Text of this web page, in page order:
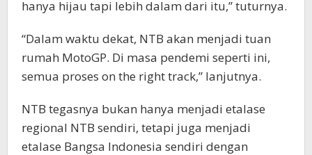
hanya hijau tapi lebih dalam dari itu,” tuturnya.
“Dalam waktu dekat, NTB akan menjadi tuan
rumah MotoGP. Di masa pendemi seperti ini,
semua proses on the right track,” lanjutnya.
NTB tegasnya bukan hanya menjadi etalase
regional NTB sendiri, tetapi juga menjadi
etalase Bangsa Indonesia sendiri dengan